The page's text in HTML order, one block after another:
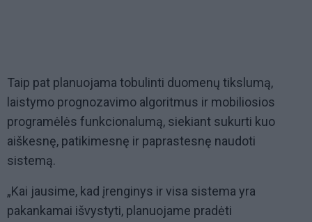
Taip pat planuojama tobulinti duomenų tikslumą,
laistymo prognozavimo algoritmus ir mobiliosios
programėlės funkcionalumą, siekiant sukurti kuo
aiškesnę, patikimesnę ir paprastesnę naudoti
sistemą.
„Kai jausime, kad įrenginys ir visa sistema yra
pakankamai išvystyti, planuojame pradėti